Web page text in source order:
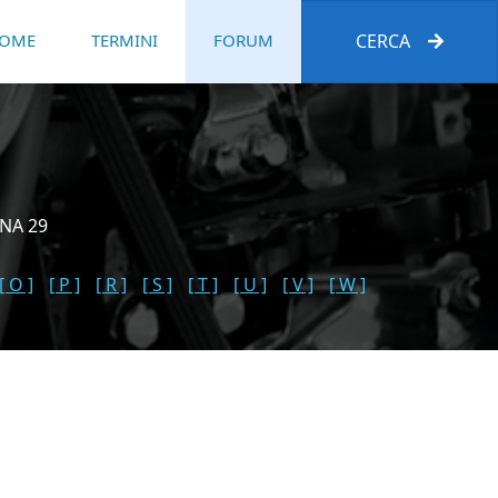
TERMINI FORUM CERCA
29
[ O ] [ P ] [ R ] [ S ] [ T ] [ U ] [ V ]
[ W ]